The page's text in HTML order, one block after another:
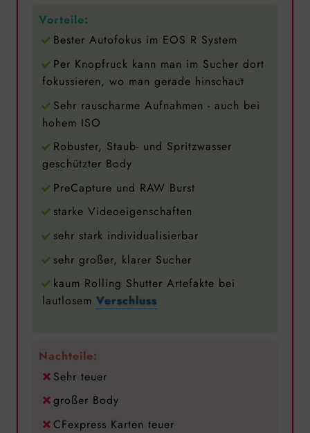
Vorteile:
Bester Autofokus im EOS R System
Per Knopfruck kann man im Sucher dort
fokussieren, wo man gerade hinschaut
Sehr rauscharme Aufnahmen - auch bei
hohem ISO
Robuster, Staub- und Spritzwasser
geschützter Body
PreCapture und RAW Burst
starke Videoeigenschaften
sehr stark individualisierbar
sehr großer, klarer Sucher
kaum Rolling Shutter Artefakte bei
lautlosem Verschluss
Nachteile:
Sehr teuer
großer Body
CFexpress Karten teuer